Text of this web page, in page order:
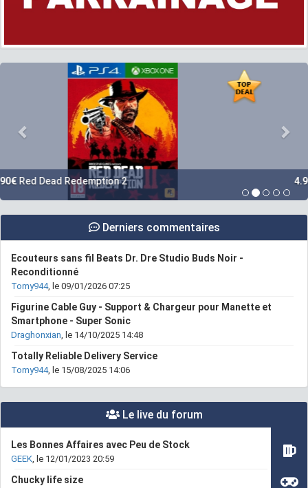
4.99€Gears 5
Derniers commentaires
Ecouteurs sans fil Beats Dr. Dre Studio Buds Noir -
Reconditionné
Tomy944, le 09/01/2026 07:25
Figurine Cable Guy - Support & Chargeur pour Manette et
Smartphone - Super Sonic
Draghonxian, le 14/10/2025 14:48
Totally Reliable Delivery Service
Tomy944, le 15/08/2025 14:06
Le live du forum
Les Bonnes Affaires avec Peu de Stock
GEEK, le 12/01/2023 20:59
Chucky life size